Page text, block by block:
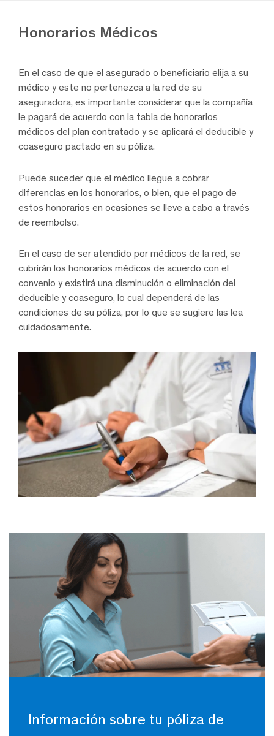
Honorarios Médicos
En el caso de que el asegurado o beneficiario elija a su
médico y este no pertenezca a la red de su
aseguradora, es importante considerar que la compañía
le pagará de acuerdo con la tabla de honorarios
médicos del plan contratado y se aplicará el deducible y
coaseguro pactado en su póliza.
Puede suceder que el médico llegue a cobrar
diferencias en los honorarios, o bien, que el pago de
estos honorarios en ocasiones se lleve a cabo a través
de reembolso.
En el caso de ser atendido por médicos de la red, se
cubrirán los honorarios médicos de acuerdo con el
convenio y existirá una disminución o eliminación del
deducible y coaseguro, lo cual dependerá de las
condiciones de su póliza, por lo que se sugiere las lea
cuidadosamente.
Información sobre tu póliza de